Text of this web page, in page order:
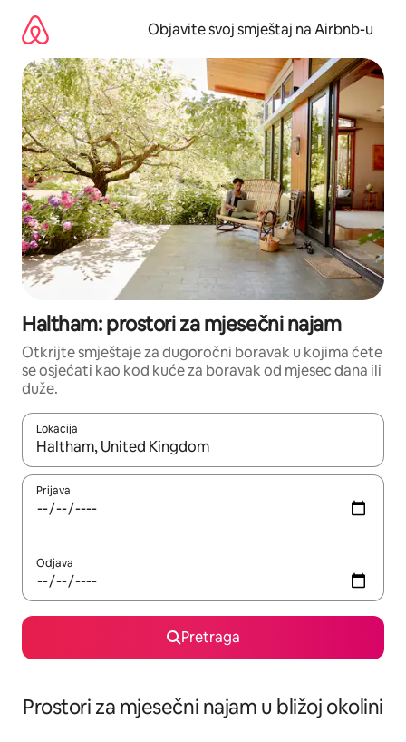
sadržaj
Objavite svoj smještaj na Airbnb-u
Haltham: prostori za mjesečni najam
Otkrijte smještaje za dugoročni boravak u kojima ćete
se osjećati kao kod kuće za boravak od mjesec dana ili
duže.
Lokacija
Kad su rezultati dostupni, možete da se krećete kroz njih
Prijava
Odjava
Pretraga
Prostori za mjesečni najam u bližoj okolini